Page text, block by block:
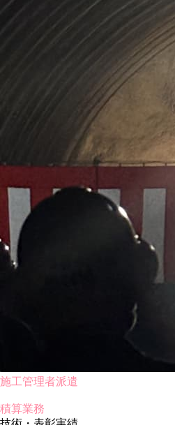
施工管理者派遣
積算業務